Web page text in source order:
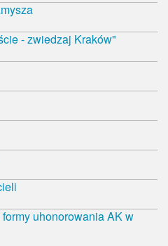
- zwiedzaj Kraków"
uhonorowania AK w